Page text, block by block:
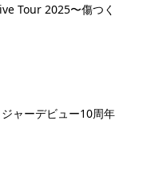
Tour 2025〜傷つく
ャーデビュー10周年